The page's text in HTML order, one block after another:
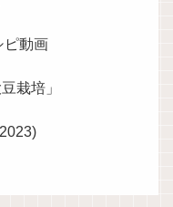
ピ動画
栽培」